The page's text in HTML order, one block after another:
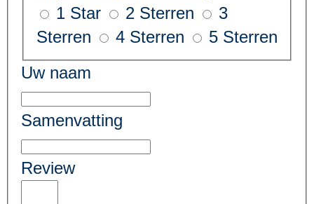
1 Star
2 Sterren
3
Sterren
4 Sterren
5 Sterren
Uw naam
Samenvatting
Review